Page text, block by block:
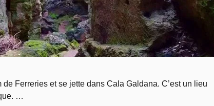
Ferreries et se jette dans Cala Galdana. C’est un lieu
…